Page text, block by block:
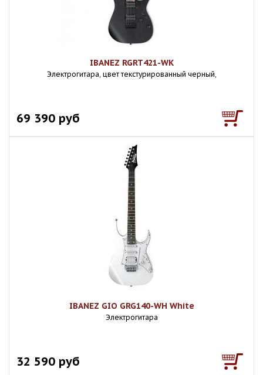
IBANEZ RGRT421-WK
Электрогитара, цвет текстурированный черный,
69 390 руб
IBANEZ GIO GRG140-WH White
Электрогитара
32 590 руб